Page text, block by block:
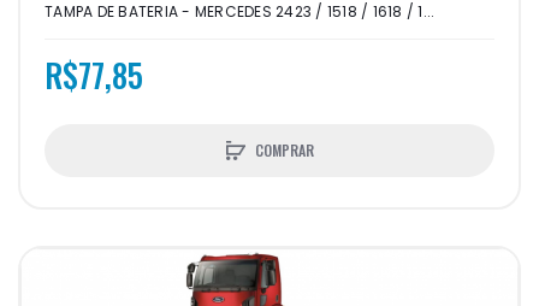
TAMPA DE BATERIA - MERCEDES 2423 / 1518 / 1618 / 1...
R$77,85
COMPRAR